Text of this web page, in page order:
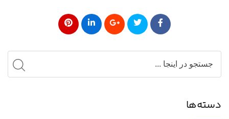
دسته‌ها